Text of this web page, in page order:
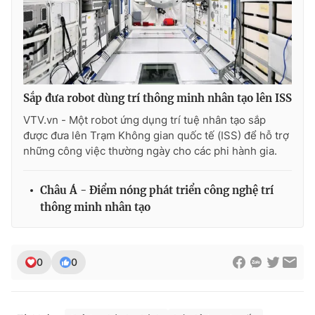
THỜI BÁO VTV
Theo dõi báo trên
Cơ quan báo chí:Thời báo VTV
Giấy phép hoạt động báo in và báo điện tử số 483/GP-BTTTT
Phó Tổng Biên tập:
Nguyễn Thị Mỹ Hạnh, Phạm Quốc Thắng,
Sắp đưa robot dùng trí thông minh nhân tạo lên ISS
VTV.vn - Một robot ứng dụng trí tuệ nhân tạo sắp
được đưa lên Trạm Không gian quốc tế (ISS) để hỗ trợ
những công việc thường ngày cho các phi hành gia.
Châu Á - Điểm nóng phát triển công nghệ trí
thông minh nhân tạo
0 0